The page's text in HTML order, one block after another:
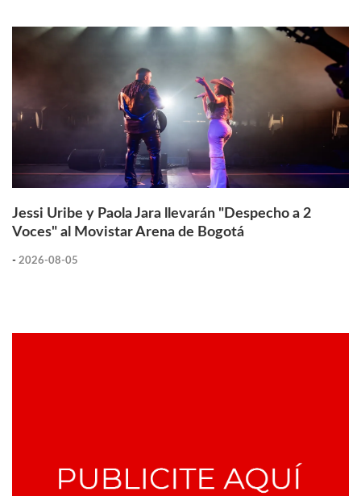
Jessi Uribe y Paola Jara llevarán "Despecho a 2
Voces" al Movistar Arena de Bogotá
- 2026-08-05